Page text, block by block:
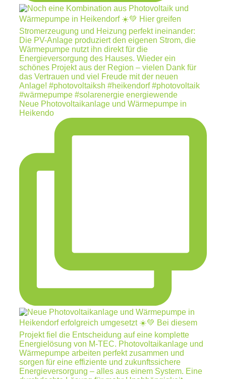
Neue Photovoltaikanlage und Wärmepumpe in
Heikendo